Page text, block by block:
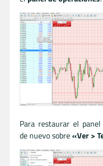
Para restaurar el panel
de nuevo sobre«Ver >